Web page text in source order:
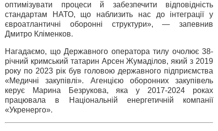
оптимізувати процеси й забезпечити відповідність
стандартам НАТО, що наблизить нас до інтеграції у
євроатлантичні оборонні структури», — запевнив
Дмитро Кліменков.
Нагадаємо, що Державного оператора тилу очолює 38-
річний кримський татарин Арсен Жумаділов, який з 2019
року по 2023 рік був головою державного підприємства
«Медичні закупівлі». Агенцією оборонних закупівель
керує Марина Безрукова, яка у 2017-2024 роках
працювала в Національній енергетичній компанії
«Укренерго».